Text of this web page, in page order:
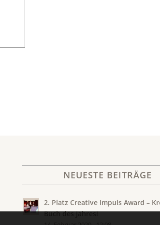
NEUESTE BEITRÄGE
2. Platz Creative Impuls Award –
Buch des Jahres!